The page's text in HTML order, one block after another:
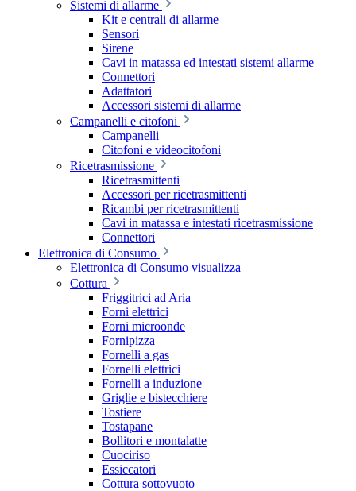
Sistemi di allarme
Kit e centrali di allarme
Sensori
Sirene
Cavi in matassa ed intestati sistemi allarme
Connettori
Adattatori
Accessori sistemi di allarme
Campanelli e citofoni
Campanelli
Citofoni e videocitofoni
Ricetrasmissione
Ricetrasmittenti
Accessori per ricetrasmittenti
Ricambi per ricetrasmittenti
Cavi in matassa e intestati ricetrasmissione
Connettori
Elettronica di Consumo
Elettronica di Consumo visualizza
Cottura
Friggitrici ad Aria
Forni elettrici
Forni microonde
Fornipizza
Fornelli a gas
Fornelli elettrici
Fornelli a induzione
Griglie e bistecchiere
Tostiere
Tostapane
Bollitori e montalatte
Cuociriso
Essiccatori
Cottura sottovuoto